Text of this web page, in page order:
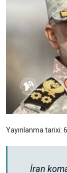
Yayınlanma tarixi:
İran